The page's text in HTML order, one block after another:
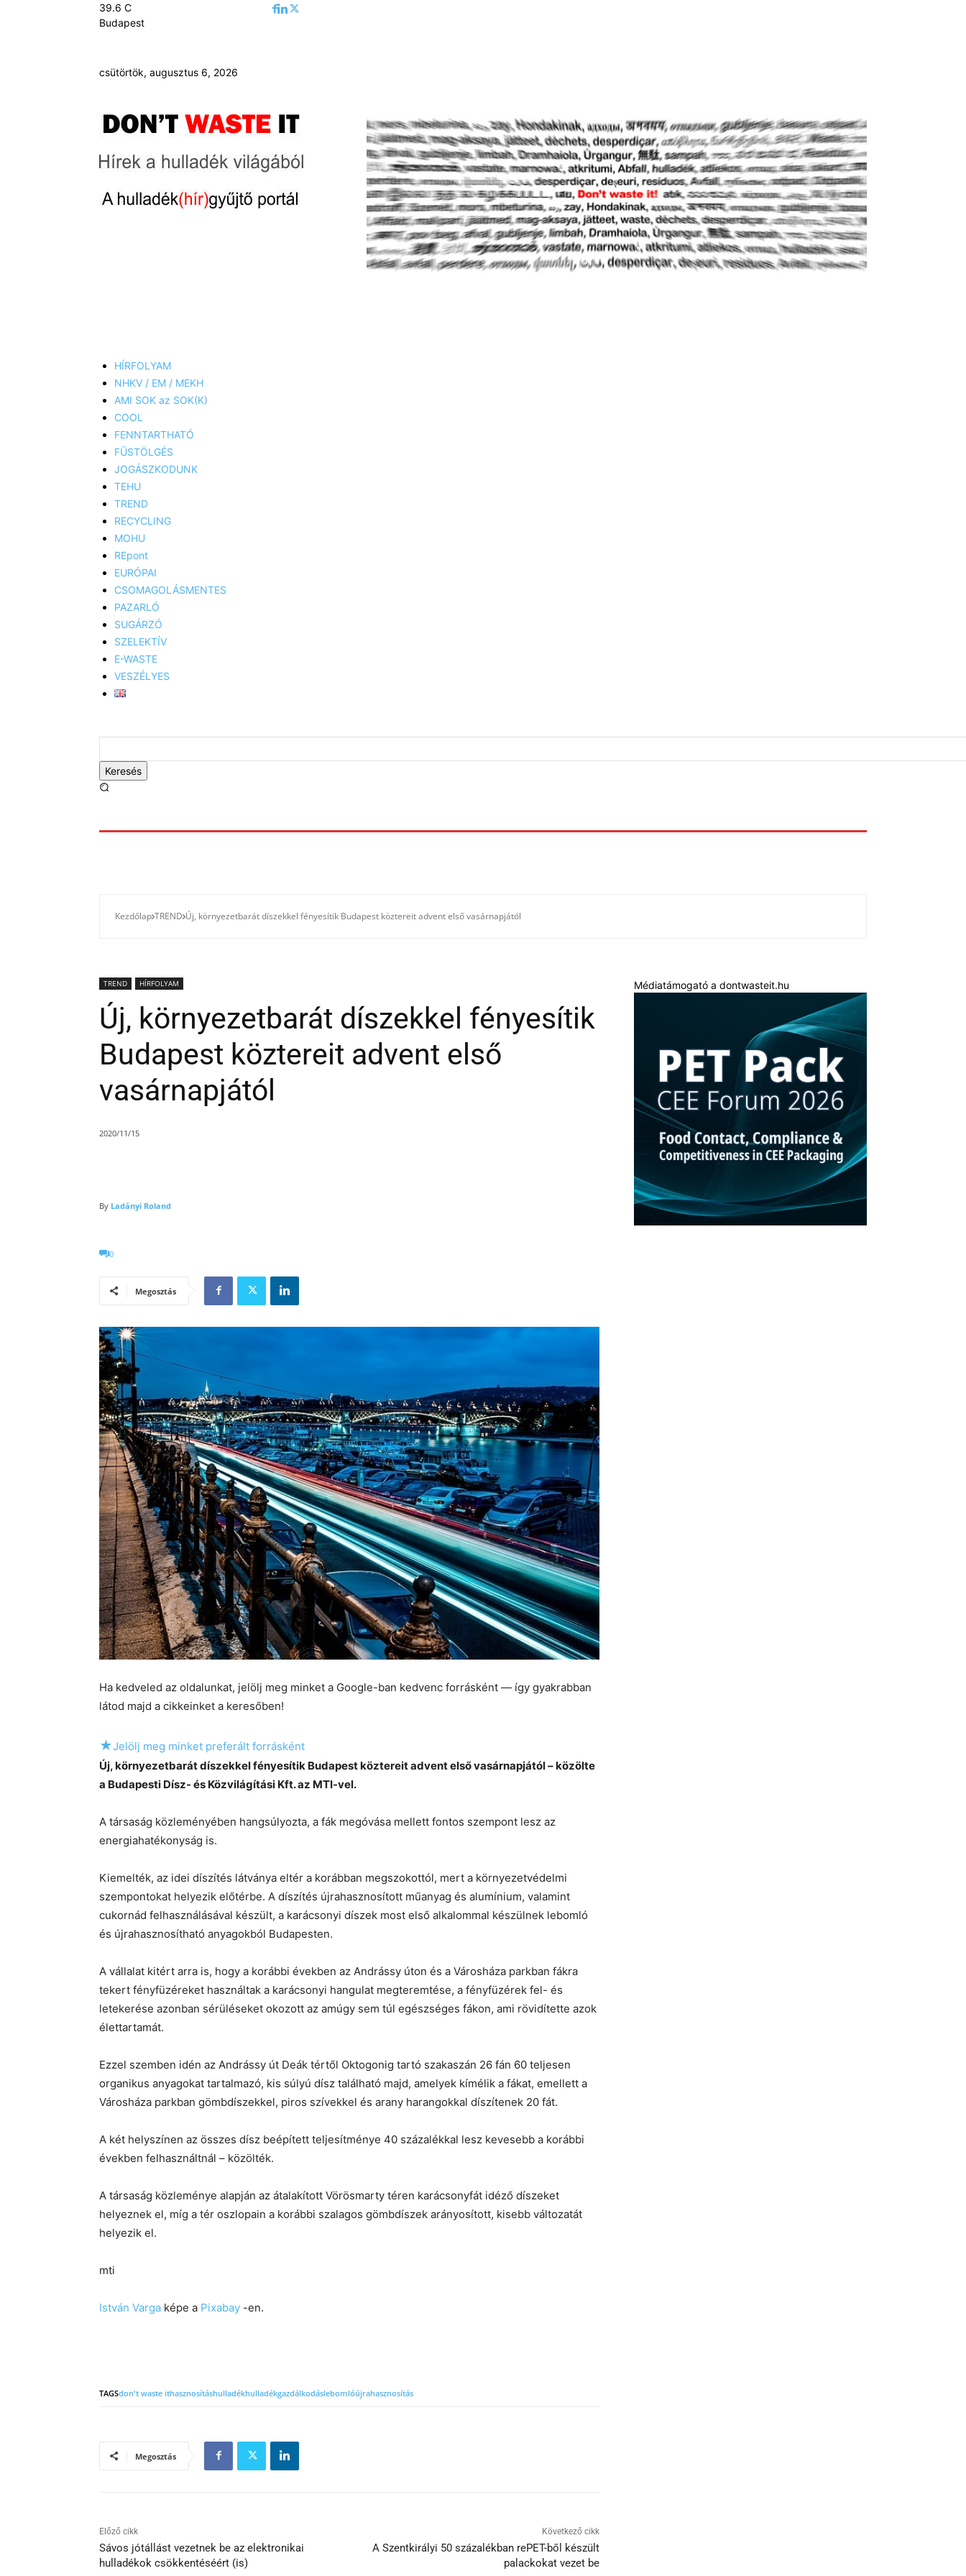
39.6 C
Budapest
csütörtök, augusztus 6, 2026
HÍRFOLYAM
NHKV / EM / MEKH
AMI SOK az SOK(K)
COOL
FENNTARTHATÓ
FÜSTÖLGÉS
JOGÁSZKODUNK
TEHU
TREND
RECYCLING
MOHU
REpont
EURÓPAI
CSOMAGOLÁSMENTES
PAZARLÓ
SUGÁRZÓ
SZELEKTÍV
E-WASTE
VESZÉLYES
Keresés
Kezdőlap TREND Új, környezetbarát díszekkel fényesítik Budapest köztereit advent első vasárnapjától
TREND HÍRFOLYAM
Új, környezetbarát díszekkel fényesítik
Budapest köztereit advent első
vasárnapjától
2020/11/15
By Ladányi Roland
0
Megosztás
Ha kedveled az oldalunkat, jelölj meg minket a Google-ban kedvenc forrásként — így gyakrabban
látod majd a cikkeinket a keresőben!
★Jelölj meg minket preferált forrásként
Új, környezetbarát díszekkel fényesítik Budapest köztereit advent első vasárnapjától – közölte
a Budapesti Dísz- és Közvilágítási Kft. az MTI-vel.
A társaság közleményében hangsúlyozta, a fák megóvása mellett fontos szempont lesz az
energiahatékonyság is.
Kiemelték, az idei díszítés látványa eltér a korábban megszokottól, mert a környezetvédelmi
szempontokat helyezik előtérbe. A díszítés újrahasznosított műanyag és alumínium, valamint
cukornád felhasználásával készült, a karácsonyi díszek most első alkalommal készülnek lebomló
és újrahasznosítható anyagokból Budapesten.
A vállalat kitért arra is, hogy a korábbi években az Andrássy úton és a Városháza parkban fákra
tekert fényfüzéreket használtak a karácsonyi hangulat megteremtése, a fényfüzérek fel- és
letekerése azonban sérüléseket okozott az amúgy sem túl egészséges fákon, ami rövidítette azok
élettartamát.
Ezzel szemben idén az Andrássy út Deák tértől Oktogonig tartó szakaszán 26 fán 60 teljesen
organikus anyagokat tartalmazó, kis súlyú dísz található majd, amelyek kímélik a fákat, emellett a
Városháza parkban gömbdíszekkel, piros szívekkel és arany harangokkal díszítenek 20 fát.
A két helyszínen az összes dísz beépített teljesítménye 40 százalékkal lesz kevesebb a korábbi
években felhasználtnál – közölték.
A társaság közleménye alapján az átalakított Vörösmarty téren karácsonyfát idéző díszeket
helyeznek el, míg a tér oszlopain a korábbi szalagos gömbdíszek arányosított, kisebb változatát
helyezik el.
mti
István Varga képe a Pixabay -en.
TAGSdon't waste ithasznosításhulladékhulladékgazdálkodáslebomlóújrahasznosítás
Megosztás
Előző cikk
Sávos jótállást vezetnek be az elektronikai
hulladékok csökkentéséért (is)
Következő cikk
A Szentkirályi 50 százalékban rePET-ből készült
palackokat vezet be
Médiatámogató a dontwasteit.hu